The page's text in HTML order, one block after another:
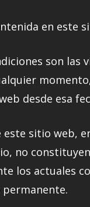
en este
son las
desde esa
este sitio web,
no
los actuales